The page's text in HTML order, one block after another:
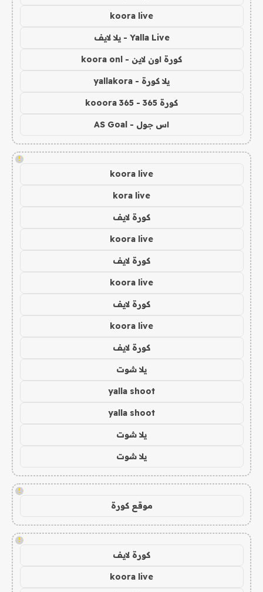
koora live
Yalla Live - يلا لايف
كورة اون لاين - koora onl
يلا كورة - yallakora
كورة 365 - kooora 365
اس جول - AS Goal
!
koora live
kora live
كورة لايف
koora live
كورة لايف
koora live
كورة لايف
koora live
كورة لايف
يلا شوت
yalla shoot
yalla shoot
يلا شوت
يلا شوت
!
موقع كورة
!
كورة لايف
koora live